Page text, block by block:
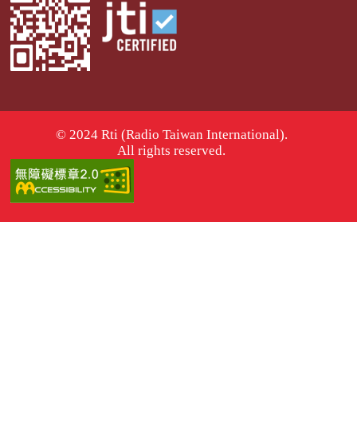
© 2024 Rti (Radio Taiwan International).
All rights reserved.